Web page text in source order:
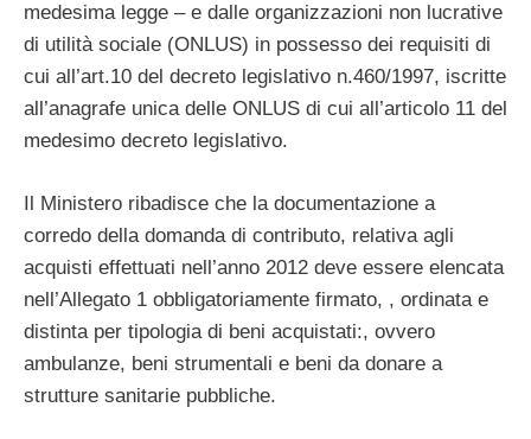
medesima legge – e dalle organizzazioni non lucrative
di utilità sociale (ONLUS) in possesso dei requisiti di
cui all’art.10 del decreto legislativo n.460/1997, iscritte
all’anagrafe unica delle ONLUS di cui all’articolo 11 del
medesimo decreto legislativo.
Il Ministero ribadisce che la documentazione a
corredo della domanda di contributo, relativa agli
acquisti effettuati nell’anno 2012 deve essere elencata
nell’Allegato 1 obbligatoriamente firmato, , ordinata e
distinta per tipologia di beni acquistati:, ovvero
ambulanze, beni strumentali e beni da donare a
strutture sanitarie pubbliche.